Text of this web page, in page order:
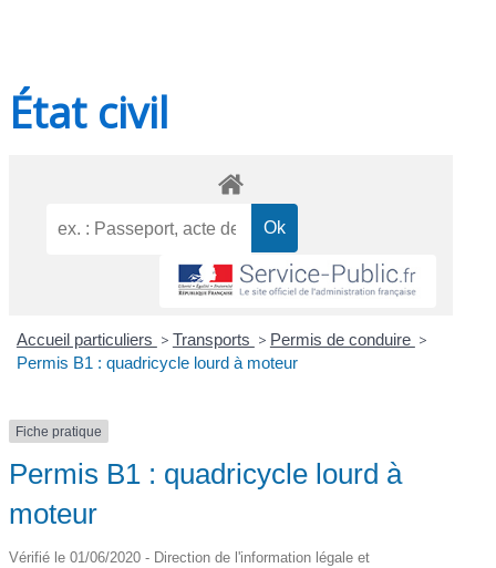
État civil
Accueil particuliers > Transports > Permis de conduire >
Permis B1 : quadricycle lourd à moteur
Fiche pratique
Permis B1 : quadricycle lourd à
moteur
Vérifié le 01/06/2020 - Direction de l'information légale et